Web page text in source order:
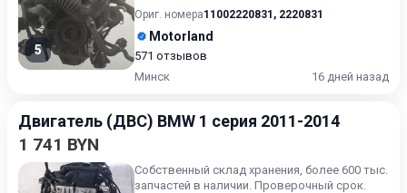
5
получения актуальн...
Ориг. номера11002220831 , 2220831
Motorland
571 отзывов
Минск
16 дней назад
Двигатель (ДВС) BMW 1 серия 2011-2014
1 741 BYN
Собственный склад хранения, более 600 тыс.
запчастей в наличии. Проверочный срок.